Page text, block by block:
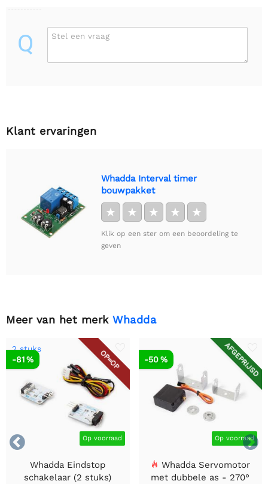
Q Stel een vraag
Klant ervaringen
Whadda Interval timer
bouwpakket
★ ★ ★ ★ ★
Klik op een ster om een beoordeling te
geven
Meer van het merk Whadda


OP=OP
2 stuks
Op voorraad
-81 %
Whadda Eindstop
schakelaar (2 stuks)
AFGEPRIJSD
Op voorraad
-50 %
Whadda Servomotor
met dubbele as - 270°